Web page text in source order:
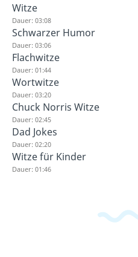
Witze
Dauer: 03:08
Schwarzer Humor
Dauer: 03:06
Flachwitze
Dauer: 01:44
Wortwitze
Dauer: 03:20
Chuck Norris Witze
Dauer: 02:45
Dad Jokes
Dauer: 02:20
Witze für Kinder
Dauer: 01:46